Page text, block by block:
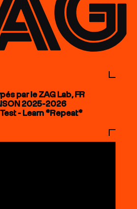
par le ZAG Lab, FR
2025-2026
- Learn *Repeat*